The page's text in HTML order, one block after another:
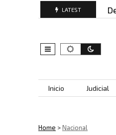
LATEST
Skip to content
Inicio Judicial
Home >Nacional